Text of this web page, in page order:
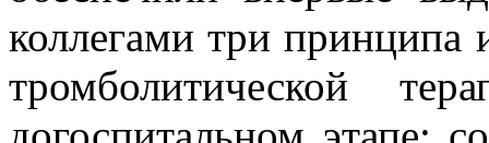
коллегами три принципа
тромболитической